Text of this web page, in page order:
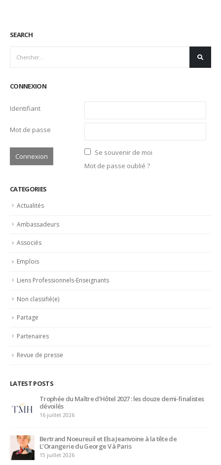
SEARCH
CONNEXION
Identifiant
Mot de passe
Se souvenir de moi
Mot de passe oublié ?
CATEGORIES
Actualités
Ambassadeurs
Associés
Emplois
Liens Professionnels-Enseignants
Non classifié(e)
Partage
Partenaires
Revue de presse
LATEST POSTS
Trophée du Maître d’Hôtel 2027 : les douze demi-finalistes
dévoilés
16 juillet 2026
Bertrand Noeureuil et Elsa Jeanvoine à la tête de
L’Orangerie du George V à Paris
15 juillet 2026